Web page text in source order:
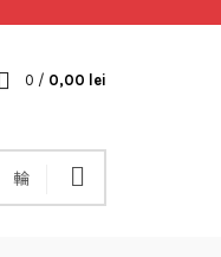
0 / 0,00 lei